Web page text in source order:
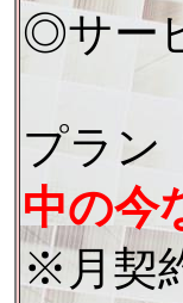
◎サー
プラン
中の今
※月契